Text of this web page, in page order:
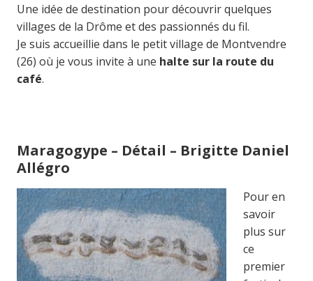
Une idée de destination pour découvrir quelques
villages de la Drôme et des passionnés du fil.
Je suis accueillie dans le petit village de Montvendre
(26) où je vous invite à une halte sur la route du
café.
Maragogype – Détail – Brigitte Daniel
Allégro
Pour en
savoir
plus sur
ce
premier